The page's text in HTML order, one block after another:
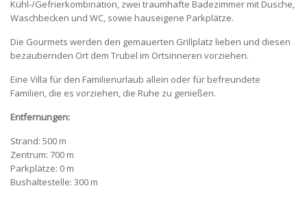
Kühl-/Gefrierkombination, zwei traumhafte Badezimmer mit Dusche,
Waschbecken und WC, sowie hauseigene Parkplätze.
Die Gourmets werden den gemauerten Grillplatz lieben und diesen
bezaubernden Ort dem Trubel im Ortsinneren vorziehen.
Eine Villa für den Familienurlaub allein oder für befreundete
Familien, die es vorziehen, die Ruhe zu genießen.
Entfernungen:
Strand: 500 m
Zentrum: 700 m
Parkplätze: 0 m
Bushaltestelle: 300 m